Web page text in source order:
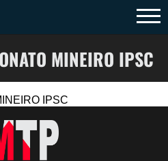
MINEIRO IPSC
IPSC